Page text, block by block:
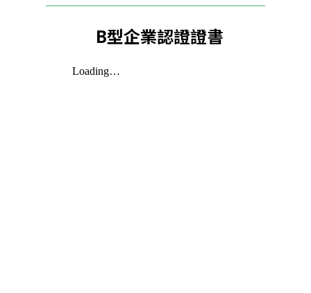
B型企業認證證書